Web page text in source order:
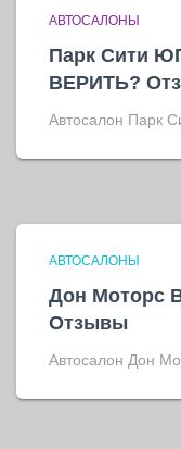
АВТОСАЛОНЫ
Парк Сити
ВЕРИТЬ?
Автосалон Парк
АВТОСАЛОНЫ
Дон Моторс
Отзывы
Автосалон Дон